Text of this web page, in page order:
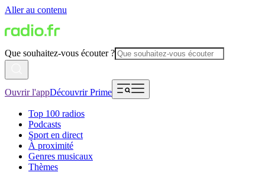
Aller au contenu
Que souhaitez-vous écouter ?
Ouvrir l'appDécouvrir Prime
Top 100 radios
Podcasts
Sport en direct
À proximité
Genres musicaux
Thèmes